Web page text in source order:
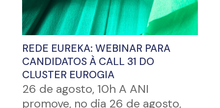
REDE EUREKA: WEBINAR PARA
CANDIDATOS À CALL 31 DO
CLUSTER EUROGIA
26 de agosto, 10h A ANI
promove, no dia 26 de agosto,